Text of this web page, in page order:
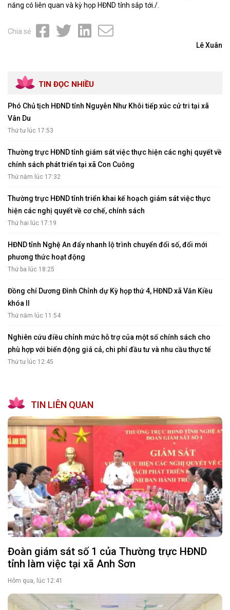
năng có liên quan và kỳ họp HĐND tỉnh sắp tới./.
Chia sẻ
Lê Xuân
TIN ĐỌC NHIỀU
Phó Chủ tịch HĐND tỉnh Nguyễn Như Khôi tiếp xúc cử tri tại xã
Vân Du
Thứ tư lúc 17:53
Thường trực HĐND tỉnh giám sát việc thực hiện các nghị quyết về
chính sách phát triển tại xã Con Cuông
Thứ năm lúc 17:32
Thường trực HĐND tỉnh triển khai kế hoạch giám sát việc thực
hiện các nghị quyết về cơ chế, chính sách
Thứ hai lúc 17:19
HĐND tỉnh Nghệ An đẩy nhanh lộ trình chuyển đổi số, đổi mới
phương thức hoạt động
Thứ ba lúc 18:25
Đồng chí Dương Đình Chỉnh dự Kỳ họp thứ 4, HĐND xã Văn Kiều
khóa II
Thứ năm lúc 11:54
Nghiên cứu điều chỉnh mức hỗ trợ của một số chính sách cho
phù hợp với biến động giá cả, chi phí đầu tư và nhu cầu thực tế
Thứ tư lúc 12:45
TIN LIÊN QUAN
Đoàn giám sát số 1 của Thường trực HĐND
tỉnh làm việc tại xã Anh Sơn
Hôm qua, lúc 12:41